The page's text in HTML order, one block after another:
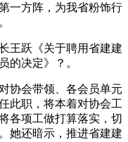
一方阵，为我省粉饰行
跃《关于聘用省建建
的决定》？。
会带领、各会员单元
此职，将本着对协会工
各项工做打算落实，切
她还暗示，推进省建建